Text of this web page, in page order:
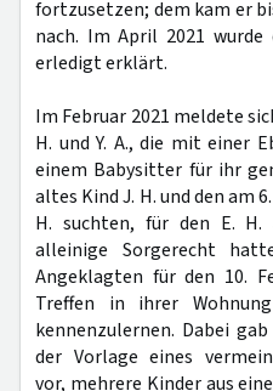
fortzusetzen; dem kam er
nach. Im April 2021
erledigt erklärt.
Im Februar 2021 meldete
H. und Y. A., die mit einer
einem Babysitter für ihr
altes Kind J. H. und den am
H. suchten, für den E. H.
alleinige Sorgerecht
Angeklagten für den 10.
Treffen in ihrer
kennenzulernen. Dabei
der Vorlage eines
vor, mehrere Kinder aus